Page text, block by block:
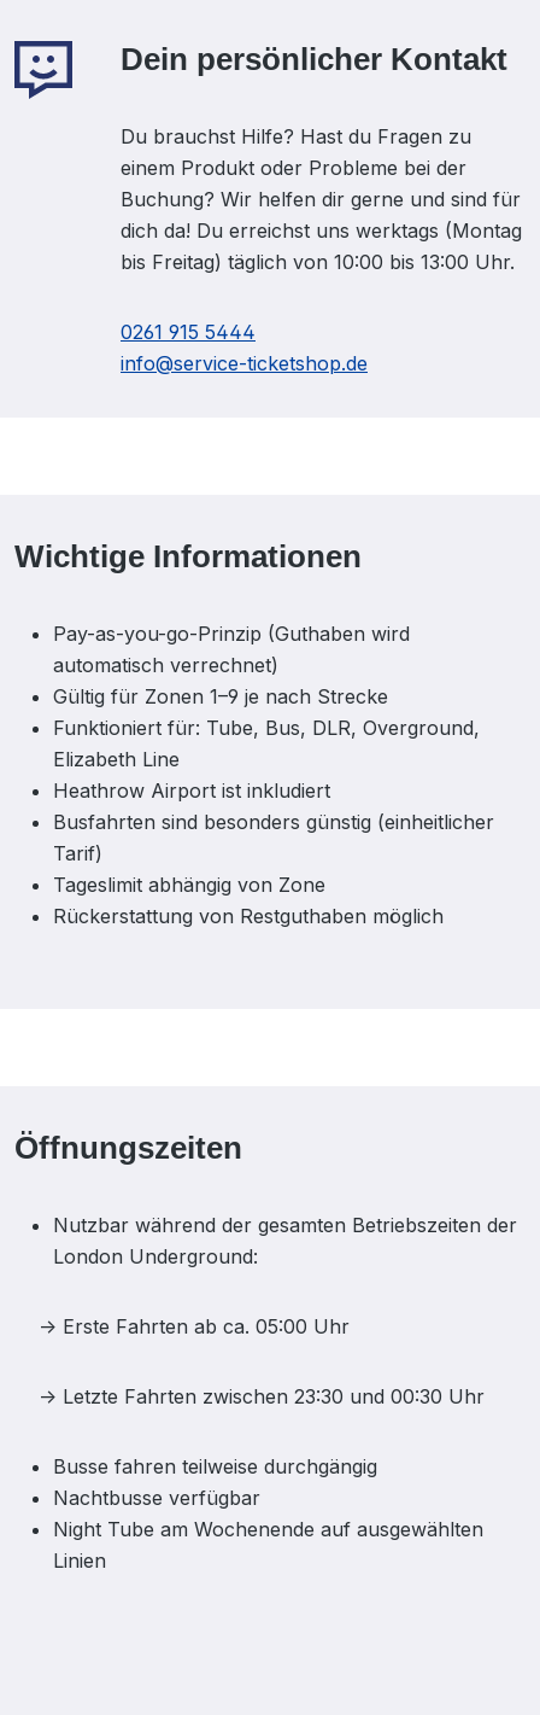
Dein persönlicher Kontakt
Du brauchst Hilfe? Hast du Fragen zu
einem Produkt oder Probleme bei der
Buchung? Wir helfen dir gerne und sind für
dich da! Du erreichst uns werktags (Montag
bis Freitag) täglich von 10:00 bis 13:00 Uhr.
0261 915 5444
info@service-ticketshop.de
Wichtige Informationen
Pay-as-you-go-Prinzip (Guthaben wird
automatisch verrechnet)
Gültig für Zonen 1–9 je nach Strecke
Funktioniert für: Tube, Bus, DLR, Overground,
Elizabeth Line
Heathrow Airport ist inkludiert
Busfahrten sind besonders günstig (einheitlicher
Tarif)
Tageslimit abhängig von Zone
Rückerstattung von Restguthaben möglich
Öffnungszeiten
Nutzbar während der gesamten Betriebszeiten der
London Underground:
-> Erste Fahrten ab ca. 05:00 Uhr
-> Letzte Fahrten zwischen 23:30 und 00:30 Uhr
Busse fahren teilweise durchgängig
Nachtbusse verfügbar
Night Tube am Wochenende auf ausgewählten
Linien